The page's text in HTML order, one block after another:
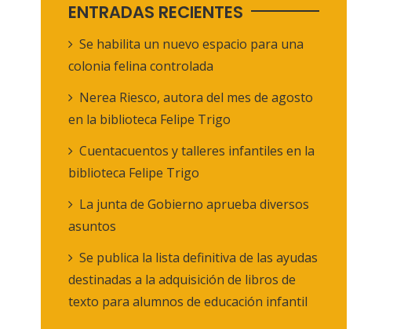
ENTRADAS RECIENTES
Se habilita un nuevo espacio para una
colonia felina controlada
Nerea Riesco, autora del mes de agosto
en la biblioteca Felipe Trigo
Cuentacuentos y talleres infantiles en la
biblioteca Felipe Trigo
La junta de Gobierno aprueba diversos
asuntos
Se publica la lista definitiva de las ayudas
destinadas a la adquisición de libros de
texto para alumnos de educación infantil